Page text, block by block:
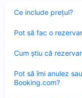
Ce include preţul?
închis
Pot să fac o
închis
Cum ştiu că
închis
Pot să îmi anulez
Booking.com?
închis